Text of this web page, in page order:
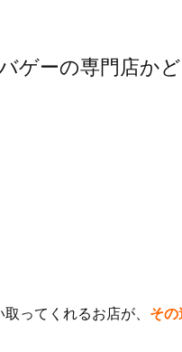
ゲーの専門店か
ってくれるお店が、 そ